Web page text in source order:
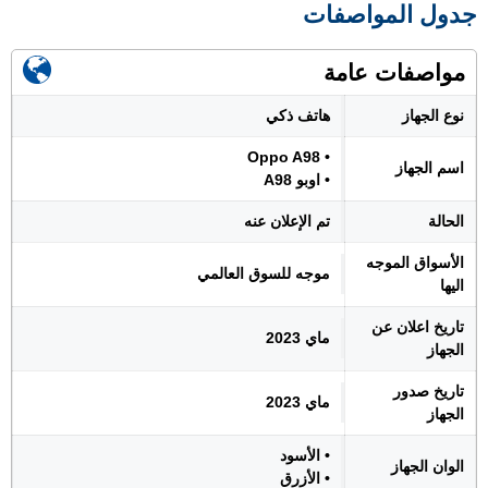
جدول المواصفات
مواصفات عامة
نوع الجهاز هاتف ذكي
اسم الجهاز
• Oppo A98
• اوبو A98
الحالة تم الإعلان عنه
الأسواق الموجه
اليها
موجه للسوق العالمي
تاريخ اعلان عن
الجهاز
ماي 2023
تاريخ صدور
الجهاز
ماي 2023
الوان الجهاز
• الأسود
• الأزرق